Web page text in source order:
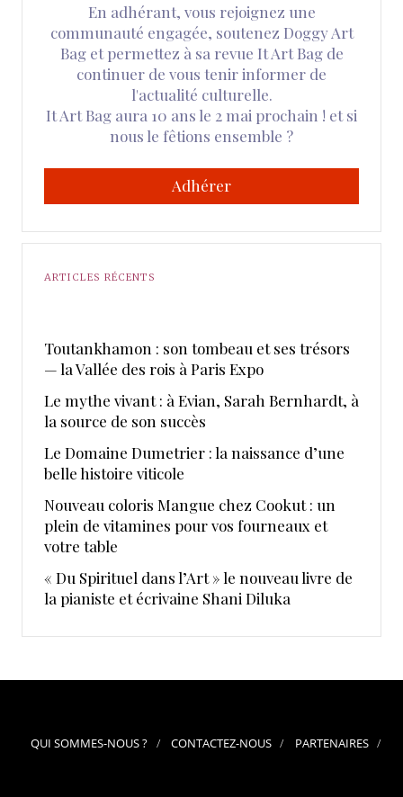
En adhérant, vous rejoignez une
communauté engagée, soutenez Doggy Art
Bag et permettez à sa revue It Art Bag de
continuer de vous tenir informer de
l'actualité culturelle.
It Art Bag aura 10 ans le 2 mai prochain ! et si
nous le fêtions ensemble ?
Adhérer
ARTICLES RÉCENTS
Toutankhamon : son tombeau et ses trésors
— la Vallée des rois à Paris Expo
Le mythe vivant : à Evian, Sarah Bernhardt, à
la source de son succès
Le Domaine Dumetrier : la naissance d’une
belle histoire viticole
Nouveau coloris Mangue chez Cookut : un
plein de vitamines pour vos fourneaux et
votre table
« Du Spirituel dans l’Art » le nouveau livre de
la pianiste et écrivaine Shani Diluka
QUI SOMMES-NOUS ? CONTACTEZ-NOUS PARTENAIRES